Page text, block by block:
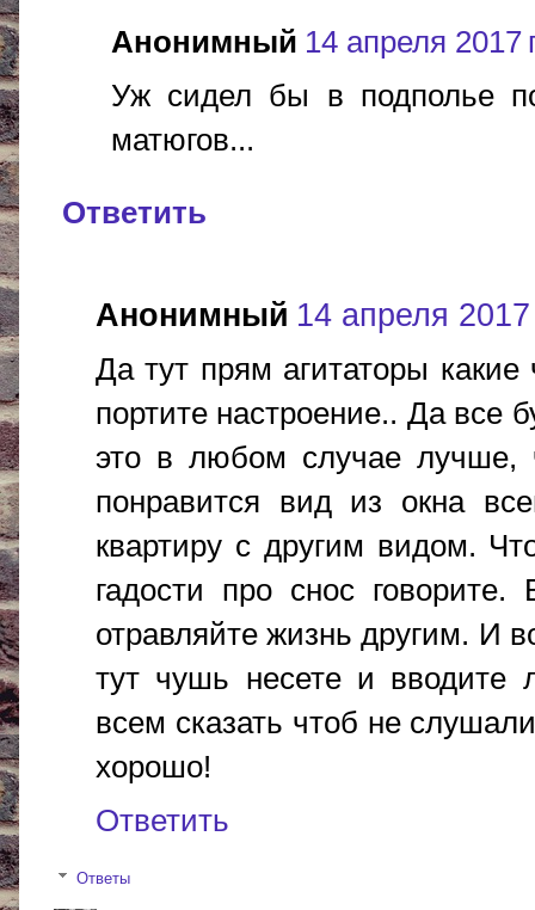
Анонимный 14 апреля 2017
Уж сидел бы в подполье
матюгов...
Ответить
Анонимный 14 апреля 2017
Да тут прям агитаторы
портите настроение.. Да
это в любом случае
понравится вид из окна
квартиру с другим видом.
гадости про снос
отравляйте жизнь другим. И
тут чушь несете и
всем сказать чтоб не
хорошо!
Ответить
Ответы